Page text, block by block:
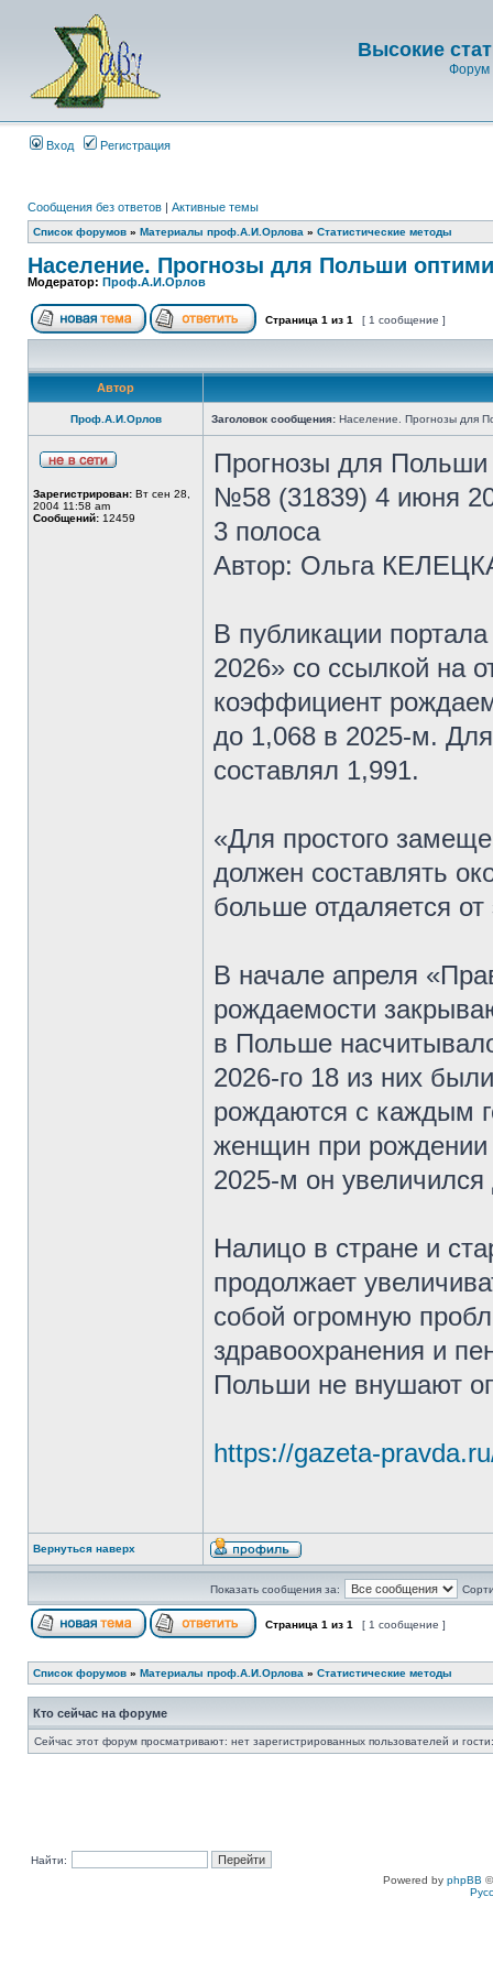
Высокие
Форум
Вход Регистрация
Сообщения без ответов | Активные темы
Список форумов » Материалы проф.А.И.Орлова » Статистические методы
Население. Прогнозы для Польши
Модератор: Проф.А.И.Орлов
Страница 1 из 1 [ 1 сообщение ]
Автор
Проф.А.И.Орлов Заголовок сообщения: Население. Прогнозы для
Зарегистрирован: Вт сен 28,
2004 11:58 am
Сообщений: 12459
Прогнозы для
№58 (31839) 4 июня
3 полоса
Автор: Ольга
В публикации
2026» со ссылкой на
коэффициент
до 1,068 в 2025-м. Для
составлял 1,991.
«Для простого
должен составлять
больше отдаляется от
В начале апреля
рождаемости
в Польше
2026-го 18 из них
рождаются с каждым
женщин при рождении
2025-м он
Налицо в стране и
продолжает
собой огромную
здравоохранения и
Польши не внушают
https://gazeta-
Вернуться наверх
Показать сообщения за:
Страница 1 из 1 [ 1 сообщение ]
Список форумов » Материалы проф.А.И.Орлова » Статистические методы
Кто сейчас на форуме
Сейчас этот форум просматривают: нет зарегистрированных пользователей и
Найти:
Powered by phpBB